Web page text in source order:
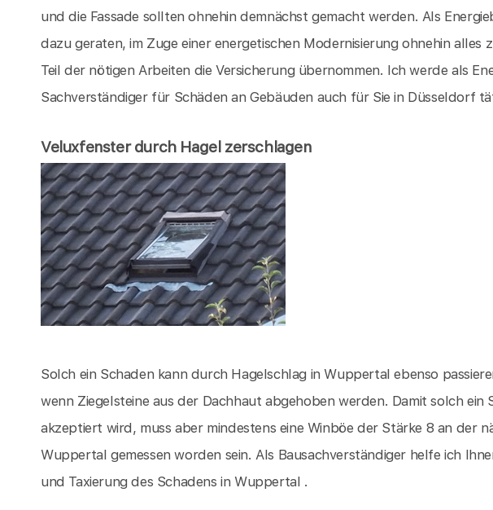
und die Fassade sollten ohnehin demnächst gemacht werden. Als
dazu geraten, im Zuge einer energetischen Modernisierung ohnehin alles
Teil der nötigen Arbeiten die Versicherung übernommen. Ich werde als
Sachverständiger für Schäden an Gebäuden auch für Sie in Düsseldorf
Veluxfenster durch Hagel zerschlagen
Solch ein Schaden kann durch Hagelschlag in Wuppertal ebenso
wenn Ziegelsteine aus der Dachhaut abgehoben werden. Damit solch ein
akzeptiert wird, muss aber mindestens eine Winböe der Stärke 8 an der
Wuppertal gemessen worden sein. Als Bausachverständiger helfe ich
und Taxierung des Schadens in Wuppertal .